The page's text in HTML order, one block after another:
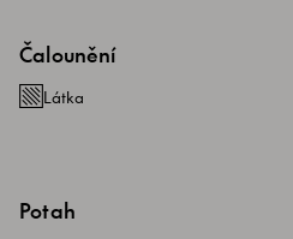
Čalounění
Látka
Potah